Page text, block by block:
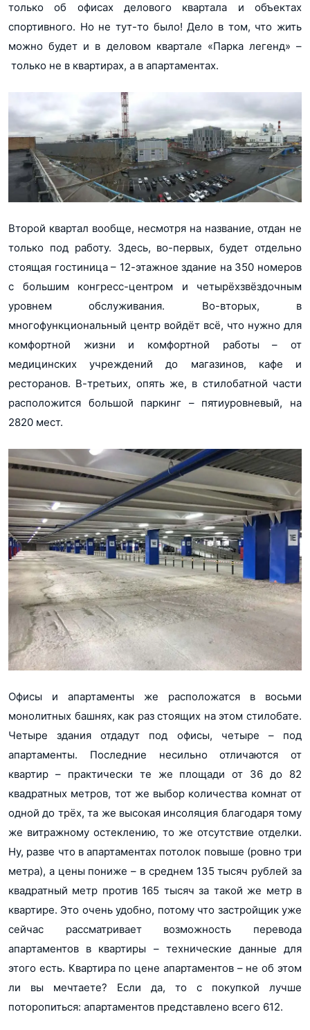
только об офисах делового квартала и объектах
спортивного. Но не тут-то было! Дело в том, что жить
можно будет и в деловом квартале «Парка легенд» –
только не в квартирах, а в апартаментах.
Второй квартал вообще, несмотря на название, отдан не
только под работу. Здесь, во-первых, будет отдельно
стоящая гостиница – 12-этажное здание на 350 номеров
с большим конгресс-центром и четырёхзвёздочным
уровнем обслуживания. Во-вторых, в
многофункциональный центр войдёт всё, что нужно для
комфортной жизни и комфортной работы – от
медицинских учреждений до магазинов, кафе и
ресторанов. В-третьих, опять же, в стилобатной части
расположится большой паркинг – пятиуровневый, на
2820 мест.
Офисы и апартаменты же расположатся в восьми
монолитных башнях, как раз стоящих на этом стилобате.
Четыре здания отдадут под офисы, четыре – под
апартаменты. Последние несильно отличаются от
квартир – практически те же площади от 36 до 82
квадратных метров, тот же выбор количества комнат от
одной до трёх, та же высокая инсоляция благодаря тому
же витражному остеклению, то же отсутствие отделки.
Ну, разве что в апартаментах потолок повыше (ровно три
метра), а цены пониже – в среднем 135 тысяч рублей за
квадратный метр против 165 тысяч за такой же метр в
квартире. Это очень удобно, потому что застройщик уже
сейчас рассматривает возможность перевода
апартаментов в квартиры – технические данные для
этого есть. Квартира по цене апартаментов – не об этом
ли вы мечтаете? Если да, то с покупкой лучше
поторопиться: апартаментов представлено всего 612.